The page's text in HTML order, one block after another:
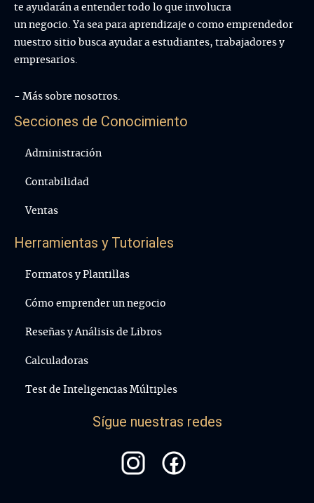
te ayudarán a entender todo lo que involucra
un negocio. Ya sea para aprendizaje o como emprendedor
nuestro sitio busca ayudar a estudiantes, trabajadores y
empresarios.
- Más sobre nosotros.
Secciones de Conocimiento
Administración
Contabilidad
Ventas
Herramientas y Tutoriales
Formatos y Plantillas
Cómo emprender un negocio
Reseñas y Análisis de Libros
Calculadoras
Test de Inteligencias Múltiples
Sígue nuestras redes